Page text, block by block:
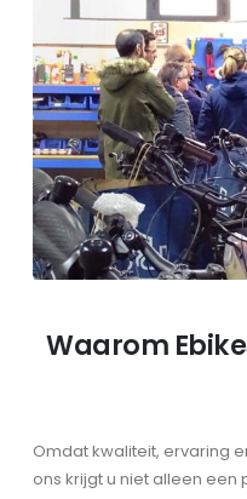
Waarom
Omdat kwaliteit, ervaring
ons krijgt u niet alleen